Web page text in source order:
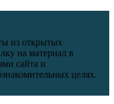
из открытых
на материал в
сайта и
целях.